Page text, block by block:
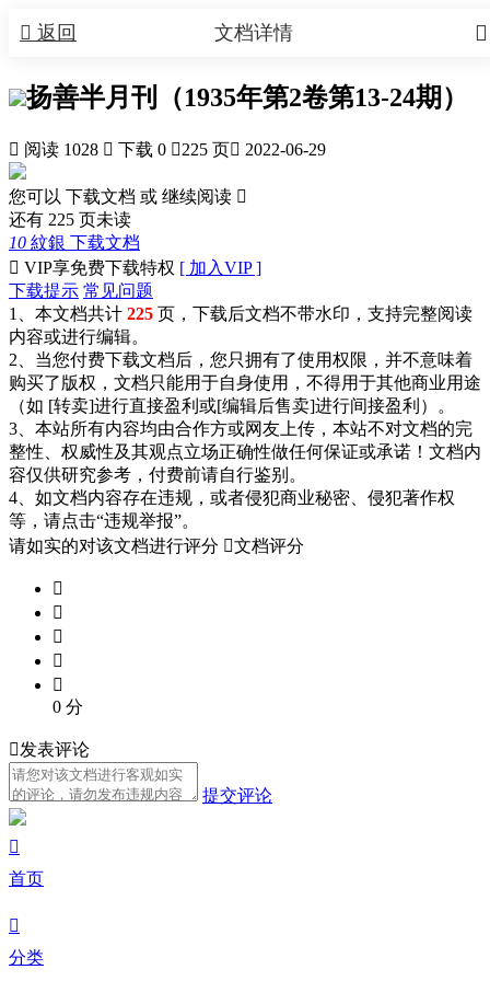
 返回 
文档详情
扬善半月刊（1935年第2卷第13-24期）
 阅读 1028  下载 0 225 页 2022-06-29
您可以 下载文档 或 继续阅读 
还有 225 页未读
10 紋銀 下载文档
 VIP享免费下载特权 [ 加入VIP ]
下载提示 常见问题
1、本文档共计 225 页，下载后文档不带水印，支持完整阅读
内容或进行编辑。
2、当您付费下载文档后，您只拥有了使用权限，并不意味着
购买了版权，文档只能用于自身使用，不得用于其他商业用途
（如 [转卖]进行直接盈利或[编辑后售卖]进行间接盈利）。
3、本站所有内容均由合作方或网友上传，本站不对文档的完
整性、权威性及其观点立场正确性做任何保证或承诺！文档内
容仅供研究参考，付费前请自行鉴别。
4、如文档内容存在违规，或者侵犯商业秘密、侵犯著作权
等，请点击“违规举报”。
请如实的对该文档进行评分 文档评分





0 分
发表评论
提交评论

首页

分类